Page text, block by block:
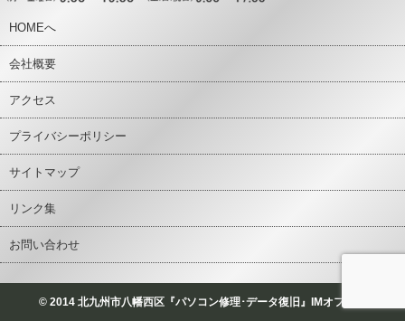
HOMEへ
会社概要
アクセス
プライバシーポリシー
サイトマップ
リンク集
お問い合わせ
© 2014 北九州市八幡西区『パソコン修理･データ復旧』IMオフィス